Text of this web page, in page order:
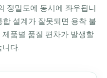
정밀도에 동시에 좌우됩니
설계가 잘못되면 용착 불
품별 품질 편차가 발생할
니다.